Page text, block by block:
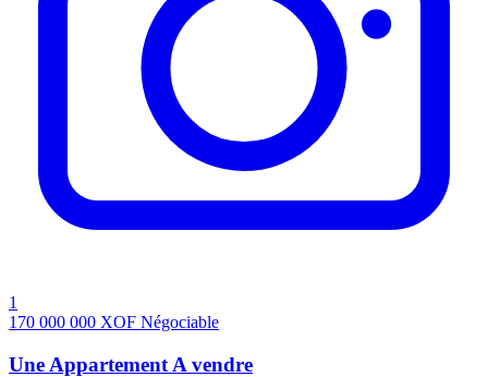
1
170 000 000 XOF Négociable
Une Appartement A vendre